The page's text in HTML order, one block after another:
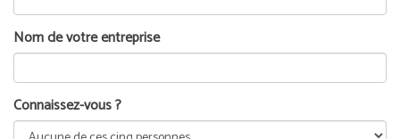
Nom de votre entreprise
Connaissez-vous ?